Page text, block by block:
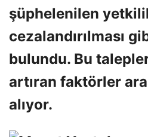
şüphelenilen
cezalandırılması
bulundu. Bu
artıran faktörler
alıyor.